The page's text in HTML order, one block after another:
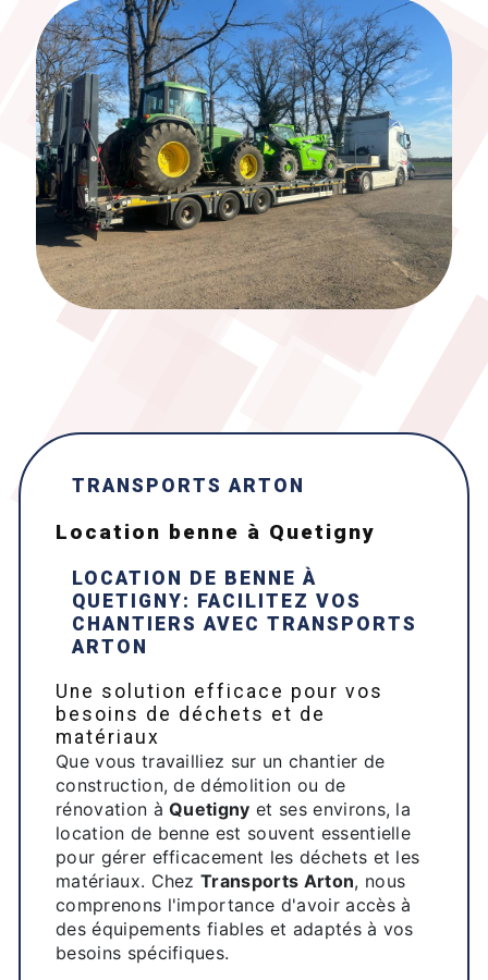
TRANSPORTS ARTON
location benne à Quetigny
LOCATION DE BENNE À
QUETIGNY: FACILITEZ VOS
CHANTIERS AVEC TRANSPORTS
ARTON
Une solution efficace pour vos
besoins de déchets et de
matériaux
Que vous travailliez sur un chantier de
construction, de démolition ou de
rénovation àQuetigny et ses environs, la
location de benne est souvent essentielle
pour gérer efficacement les déchets et les
matériaux. ChezTransports Arton, nous
comprenons l'importance d'avoir accès à
des équipements fiables et adaptés à vos
besoins spécifiques.